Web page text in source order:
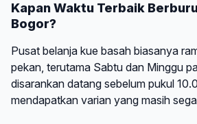
Kapan Waktu Terbaik
Bogor?
Pusat belanja kue basah biasanya
pekan, terutama Sabtu dan Minggu
disarankan datang sebelum pukul
mendapatkan varian yang masih